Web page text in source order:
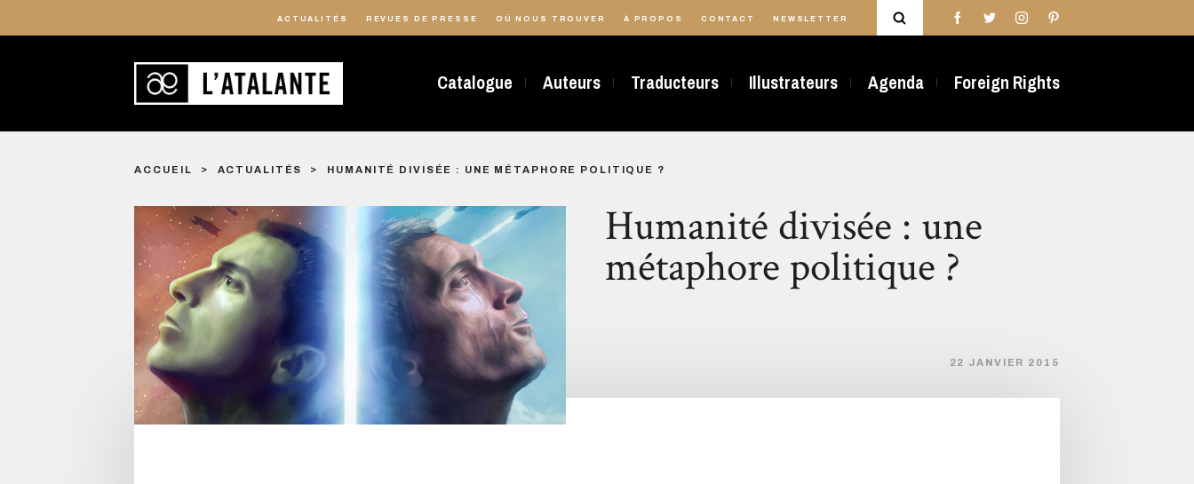
ACTUALITÉS REVUES DE PRESSE OÙ NOUS TROUVER À PROPOS CONTACT NEWSLETTER
Catalogue Auteurs Traducteurs Illustrateurs Agenda Foreign Rights
ACCUEIL ACTUALITÉS HUMANITÉ DIVISÉE : UNE MÉTAPHORE POLITIQUE ?
Humanité divisée : une
métaphore politique ?
22 JANVIER 2015